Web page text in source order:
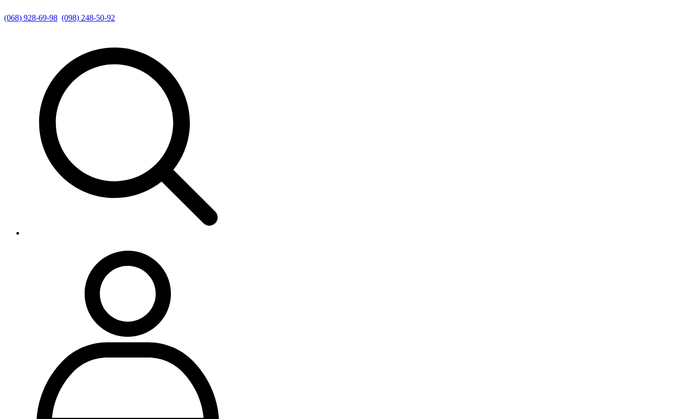
(068) 928-69-98 (098) 248-50-92